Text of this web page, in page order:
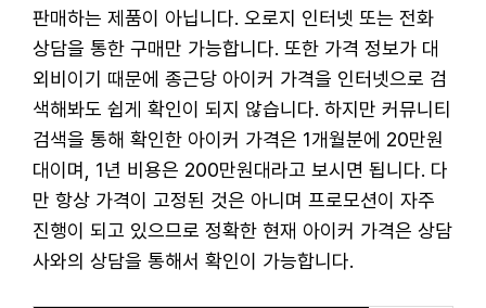
판매하는 제품이 아닙니다. 오로지 인터넷 또는 전화
상담을 통한 구매만 가능합니다. 또한 가격 정보가 대
외비이기 때문에 종근당 아이커 가격을 인터넷으로 검
색해봐도 쉽게 확인이 되지 않습니다. 하지만 커뮤니티
검색을 통해 확인한 아이커 가격은 1개월분에 20만원
대이며, 1년 비용은 200만원대라고 보시면 됩니다. 다
만 항상 가격이 고정된 것은 아니며 프로모션이 자주
진행이 되고 있으므로 정확한 현재 아이커 가격은 상담
사와의 상담을 통해서 확인이 가능합니다.